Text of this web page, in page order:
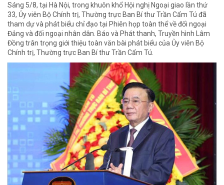
Sáng 5/8, tại Hà Nội, trong khuôn khổ Hội nghị Ngoại giao lần thứ
33, Ủy viên Bộ Chính trị, Thường trực Ban Bí thư Trần Cẩm Tú đã
tham dự và phát biểu chỉ đạo tại Phiên họp toàn thể về đối ngoại
Đảng và đối ngoại nhân dân. Báo và Phát thanh, Truyền hình Lâm
Đồng trân trọng giới thiệu toàn văn bài phát biểu của Ủy viên Bộ
Chính trị, Thường trực Ban Bí thư Trần Cẩm Tú.